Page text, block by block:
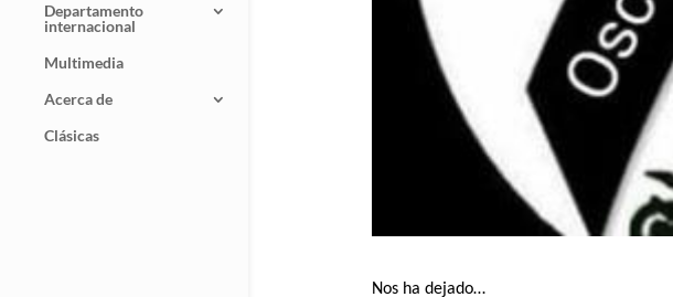
Departamento
internacional
Multimedia
Acerca de
Clásicas
Nos ha dejado…